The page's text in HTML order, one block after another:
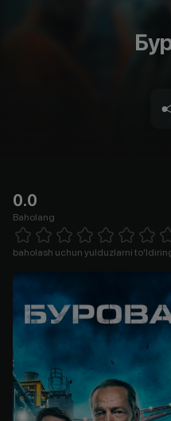
0.0
Baholang
1 Star 2 Stars 3 Stars 4 Stars5 Stars 6 Stars7 Stars8
baholash uchun yulduzlarni